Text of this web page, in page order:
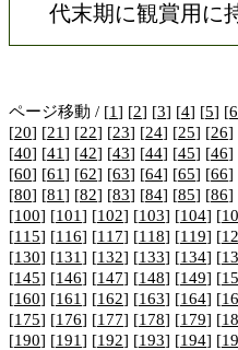
代末期に観賞用に
ページ移動 / [1] [2] [3] [4] [5] [6
[20] [21] [22] [23] [24] [25] [26]
[40] [41] [42] [43] [44] [45] [46]
[60] [61] [62] [63] [64] [65] [66]
[80] [81] [82] [83] [84] [85] [86]
[100] [101] [102] [103] [104] [
[115] [116] [117] [118] [119] [
[130] [131] [132] [133] [134] [
[145] [146] [147] [148] [149] [
[160] [161] [162] [163] [164] [
[175] [176] [177] [178] [179] [
[190] [191] [192] [193] [194] [